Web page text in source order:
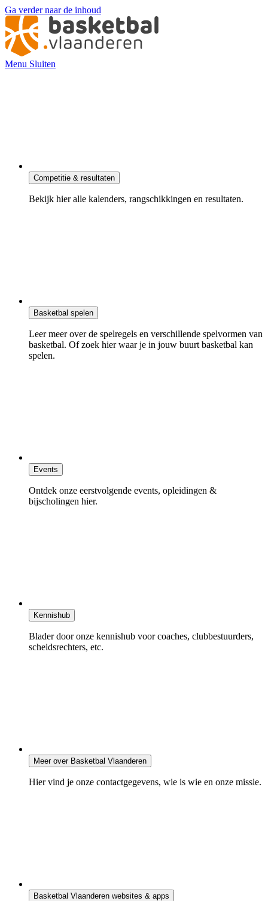
Ga verder naar de inhoud
Menu Sluiten
Competitie & resultaten
Bekijk hier alle kalenders, rangschikkingen en resultaten.
Basketbal spelen
Leer meer over de spelregels en verschillende spelvormen van
basketbal. Of zoek hier waar je in jouw buurt basketbal kan
spelen.
Events
Ontdek onze eerstvolgende events, opleidingen &
bijscholingen hier.
Kennishub
Blader door onze kennishub voor coaches, clubbestuurders,
scheidsrechters, etc.
Meer over Basketbal Vlaanderen
Hier vind je onze contactgegevens, wie is wie en onze missie.
Basketbal Vlaanderen websites & apps